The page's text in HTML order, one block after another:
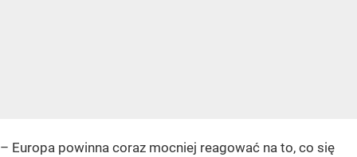
– Europa powinna coraz mocniej reagować na to, co się